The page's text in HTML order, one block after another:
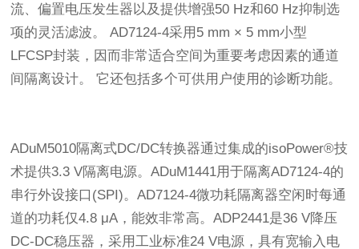
流、偏置电压发生器以及提供增强50 Hz和60 Hz抑制选
项的灵活滤波。 AD7124-4采用5 mm × 5 mm小型
LFCSP封装，因而非常适合空间为重要考虑因素的通道
间隔离设计。 它还包括多个可供用户使用的诊断功能。
ADuM5010隔离式DC/DC转换器通过集成的isoPower®技
术提供3.3 V隔离电源。ADuM1441用于隔离AD7124-4的
串行外设接口(SPI)。AD7124-4微功耗隔离器空闲时每通
道的功耗仅4.8 μA，能效非常高。ADP2441是36 V降压
DC-DC稳压器，采用工业标准24 V电源，具有宽输入电